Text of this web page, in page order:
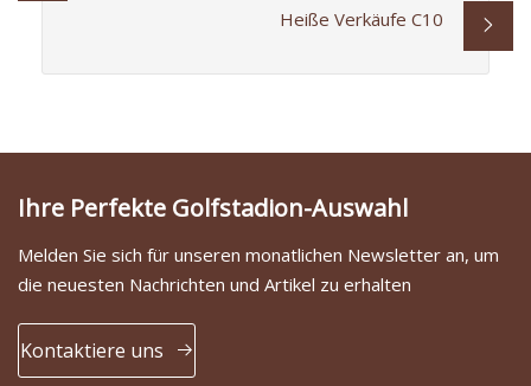
Heiße Verkäufe C10
Ihre Perfekte Golfstadion-Auswahl
Melden Sie sich für unseren monatlichen Newsletter an, um
die neuesten Nachrichten und Artikel zu erhalten
Kontaktiere uns